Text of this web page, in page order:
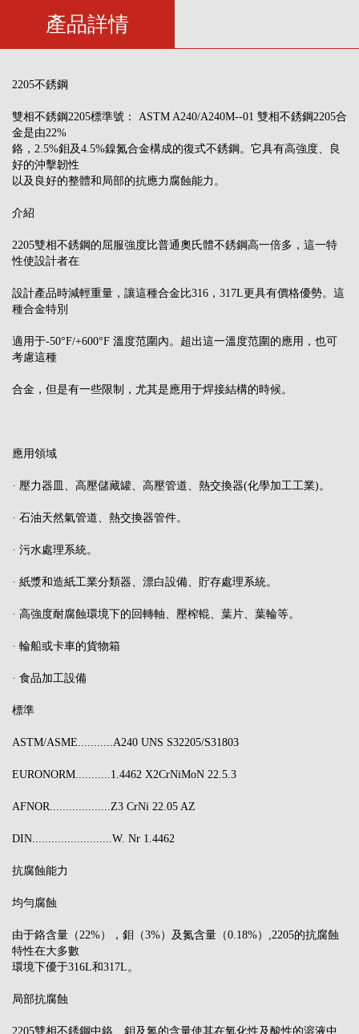
產品詳情
2205不銹鋼
雙相不銹鋼2205標準號： ASTM A240/A240M--01 雙相不銹鋼2205合
金是由22%
鉻，2.5%鉬及4.5%鎳氮合金構成的復式不銹鋼。它具有高強度、良
好的沖擊韌性
以及良好的整體和局部的抗應力腐蝕能力。
介紹
2205雙相不銹鋼的屈服強度比普通奧氏體不銹鋼高一倍多，這一特
性使設計者在
設計產品時減輕重量，讓這種合金比316，317L更具有價格優勢。這
種合金特別
適用于-50°F/+600°F 溫度范圍內。超出這一溫度范圍的應用，也可
考慮這種
合金，但是有一些限制，尤其是應用于焊接結構的時候。
應用領域
· 壓力器皿、高壓儲藏罐、高壓管道、熱交換器(化學加工工業)。
· 石油天然氣管道、熱交換器管件。
· 污水處理系統。
· 紙漿和造紙工業分類器、漂白設備、貯存處理系統。
· 高強度耐腐蝕環境下的回轉軸、壓榨輥、葉片、葉輪等。
· 輪船或卡車的貨物箱
· 食品加工設備
標準
ASTM/ASME...........A240 UNS S32205/S31803
EURONORM...........1.4462 X2CrNiMoN 22.5.3
AFNOR...................Z3 CrNi 22.05 AZ
DIN.........................W. Nr 1.4462
抗腐蝕能力
均勻腐蝕
由于鉻含量（22%），鉬（3%）及氮含量（0.18%）,2205的抗腐蝕
特性在大多數
環境下優于316L和317L。
局部抗腐蝕
2205雙相不銹鋼中鉻、鉬及氮的含量使其在氧化性及酸性的溶液中,